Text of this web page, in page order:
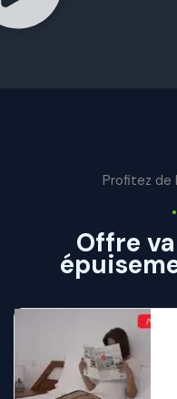
Profitez de
Offre